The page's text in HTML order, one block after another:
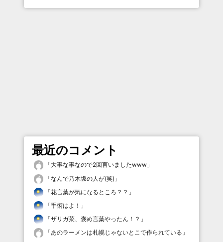
最近のコメント
「大事な事なので2回言いましたwww 」
「なんで乃木坂の人が(笑) 」
「花言葉が気になるところ？？ 」
「手術はよ！ 」
「ザリガ菜、褒め言葉やったん！？ 」
「あのラーメンは札幌じゃないとこで作られている 」